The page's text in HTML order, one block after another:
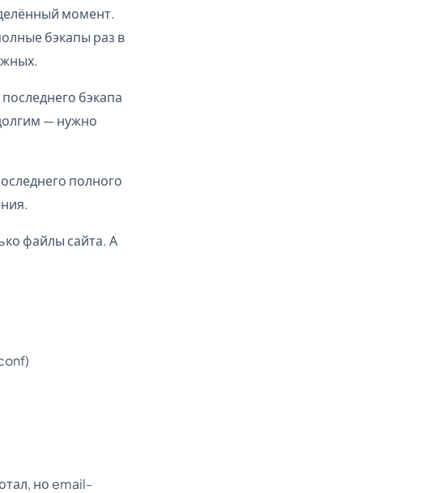
момент.
бэкапы раз в
бэкапа
— нужно
полного
файлы сайта. А
но email-